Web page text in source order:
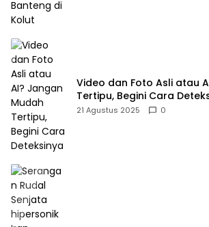
Video dan Foto Asli atau
Tertipu, Begini Cara
21 Agustus 2025 0